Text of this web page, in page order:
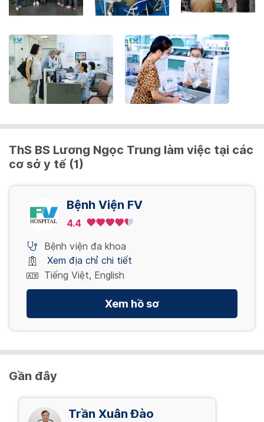
the
keyboard
shortcuts
for
changing
dates.
ThS BS Lương Ngọc Trung làm việc tại các
cơ sở y tế (1)
Bệnh Viện FV
4.4
Bệnh viện đa khoa
Xem địa chỉ chi tiết
Tiếng Việt, English
Xem hồ sơ
Gần đây
Trần Xuân Đào